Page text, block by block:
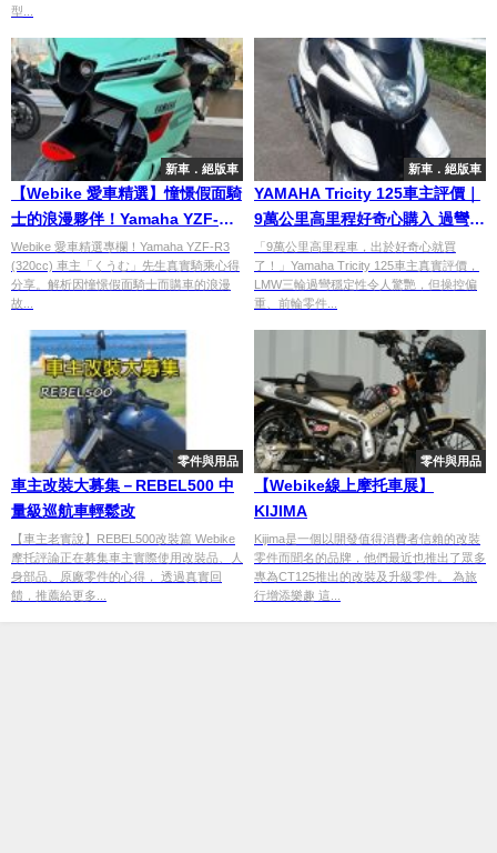
型...
新車．絕版車
【Webike 愛車精選】憧憬假面騎
士的浪漫夥伴！Yamaha YZF-R3
(320cc) 車主「くうむ」先生長途
旅行心得分享
Webike 愛車精選專欄！Yamaha YZF-R3
(320cc) 車主「くうむ」先生真實騎乘心得
分享。解析因憧憬假面騎士而購車的浪漫
故...
新車．絕版車
YAMAHA Tricity 125車主評價｜
9萬公里高里程好奇心購入 過彎穩
定性極佳但操控偏重【Webike愛
車精選】
「9萬公里高里程車，出於好奇心就買
了！」Yamaha Tricity 125車主真實評價，
LMW三輪過彎穩定性令人驚艷，但操控偏
重、前輪零件...
零件與用品
車主改裝大募集－REBEL500 中
量級巡航車輕鬆改
【車主老實說】REBEL500改裝篇 Webike
摩托評論正在募集車主實際使用改裝品、人
身部品、原廠零件的心得， 透過真實回
饋，推薦給更多...
零件與用品
【Webike線上摩托車展】
KIJIMA
Kijima是一個以開發值得消費者信賴的改裝
零件而聞名的品牌，他們最近也推出了眾多
專為CT125推出的改裝及升級零件。 為旅
行增添樂趣 這...